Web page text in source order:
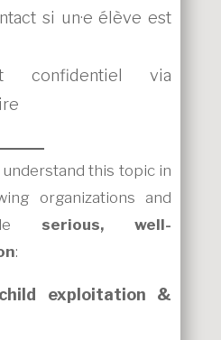
si un·e élève est
confidentiel via
this topic in
organizations and
serious, well-
:
exploitation &